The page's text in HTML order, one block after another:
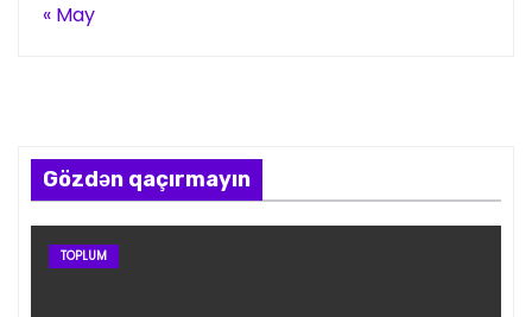
« May
Gözdən qaçırmayın
TOPLUM